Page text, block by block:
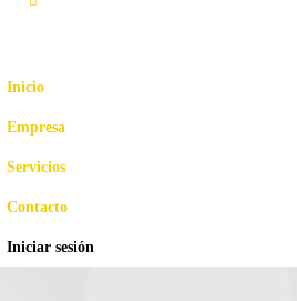
Inicio
Empresa
Servicios
Contacto
Iniciar sesión